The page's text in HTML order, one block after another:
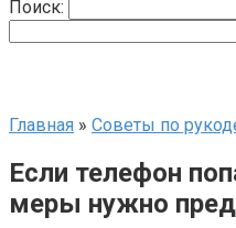
Поиск:
Главная » Советы по
Если телефон
меры нужно